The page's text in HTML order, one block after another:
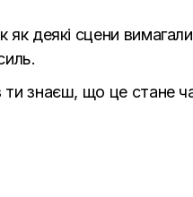
деякі сцени
знаєш, що це стане